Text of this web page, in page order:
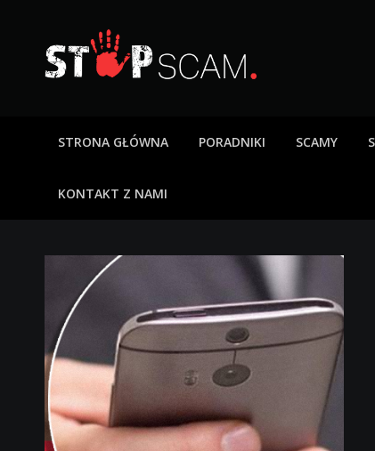
content
STRONA GŁÓWNA PORADNIKI SCAMY
KONTAKT Z NAMI